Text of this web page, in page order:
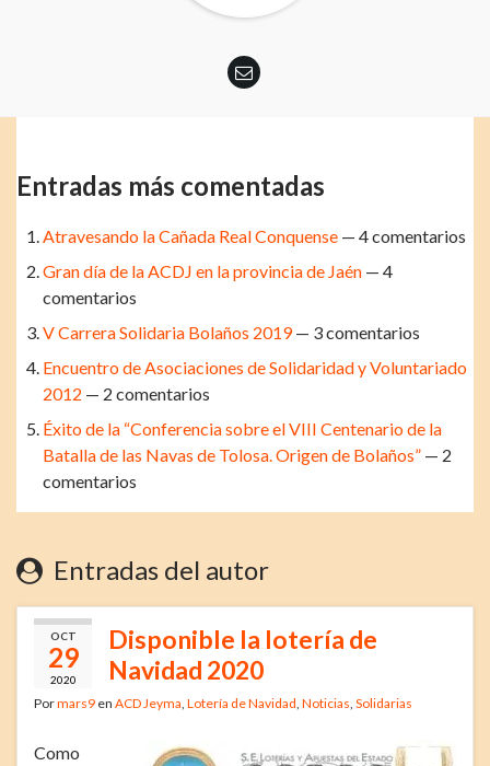
Entradas más comentadas
Atravesando la Cañada Real Conquense — 4 comentarios
Gran día de la ACDJ en la provincia de Jaén — 4
comentarios
V Carrera Solidaria Bolaños 2019— 3 comentarios
Encuentro de Asociaciones de Solidaridad y Voluntariado
2012 — 2 comentarios
Éxito de la “Conferencia sobre el VIII Centenario de la
Batalla de las Navas de Tolosa. Origen de Bolaños” — 2
comentarios
Entradas del autor
OCT
29
2020
Disponible la lotería de
Navidad 2020
Pormars9 en ACD Jeyma Lotería de Navidad Noticias Solidarias
Como